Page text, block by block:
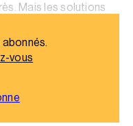
Mais les solutions
vous